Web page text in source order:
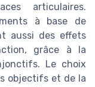
articulaires.
à base de
aussi des effets
grâce à la
Le choix
objectifs et de la